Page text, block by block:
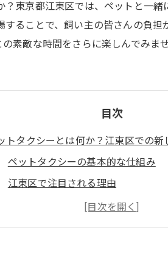
東京都江東区では、ペットと一
ることで、飼い主の皆さんの負
素敵な時間をさらに楽しんでみませ
目次
トタクシーとは何か？江東区での新
ペットタクシーの基本的な仕組み
江東区で注目される理由
ペットタクシーの種類とサービス内
利用方法と予約の流れ